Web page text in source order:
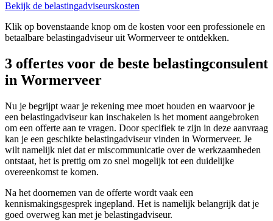
Bekijk de belastingadviseurskosten
Klik op bovenstaande knop om de kosten voor een professionele en
betaalbare belastingadviseur uit Wormerveer te ontdekken.
3 offertes voor de beste belastingconsulent
in Wormerveer
Nu je begrijpt waar je rekening mee moet houden en waarvoor je
een belastingadviseur kan inschakelen is het moment aangebroken
om een offerte aan te vragen. Door specifiek te zijn in deze aanvraag
kan je een geschikte belastingadviseur vinden in Wormerveer. Je
wilt namelijk niet dat er miscommunicatie over de werkzaamheden
ontstaat, het is prettig om zo snel mogelijk tot een duidelijke
overeenkomst te komen.
Na het doornemen van de offerte wordt vaak een
kennismakingsgesprek ingepland. Het is namelijk belangrijk dat je
goed overweg kan met je belastingadviseur.